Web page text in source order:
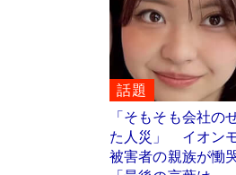
話題
「そもそも会社の
た人災」 イオン
被害者の親族が慟